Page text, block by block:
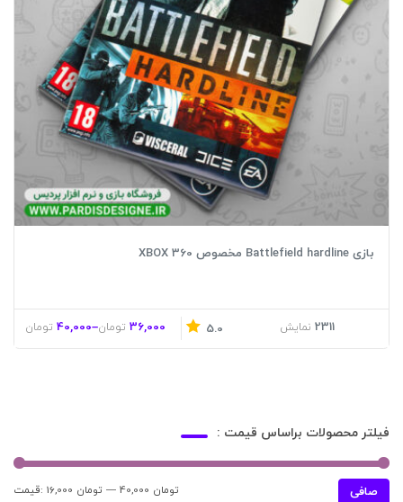
بازی Battlefield hardline مخصوص XBOX 360
2311 نمایش 5.0
36,000 تومان–
40,000 تومان
فیلتر محصولات براساس قیمت :
صافی قيمت: 16,000 تومان — 40,000 تومان